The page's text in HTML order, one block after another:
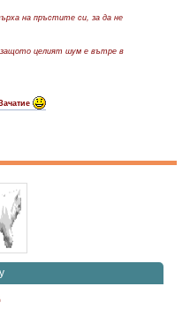
на пръстите си, за да не
целият шум е вътре в